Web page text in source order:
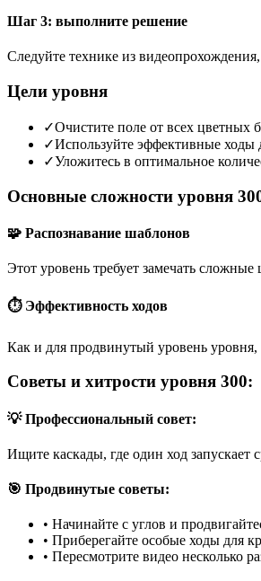
Шаг 3: выполните решение
Следуйте технике из
Цели уровня
✓Очистите поле от всех цветных
✓Используйте эффективные ходы
✓Уложитесь в оптимальное
Основные сложности уровня
🧩 Распознавание шаблонов
Этот уровень требует замечать
⏱️ Эффективность ходов
Как и для продвинутый уровень уровня,
Советы и хитрости уровня 300:
💡 Профессиональный совет:
Ищите каскады, где один ход запускает
🎯 Продвинутые советы:
• Начинайте с углов и
• Приберегайте особые ходы для
• Пересмотрите видео несколько